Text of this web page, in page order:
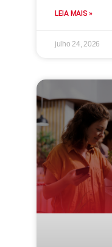
LEIA MAIS »
julho 24, 2026